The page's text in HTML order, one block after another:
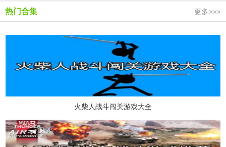
热门合集 更多>>>
火柴人战斗闯关游戏大全